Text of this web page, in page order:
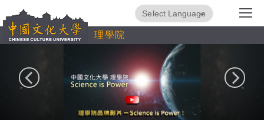
到
主
理學院
Translate